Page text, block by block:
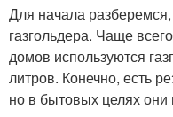
Для начала
газгольдера. Чаще
домов используются
литров. Конечно, есть
но в бытовых целях они